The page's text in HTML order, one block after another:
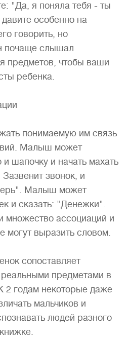
"Да, я поняла тебя - ты
особенно на
говорить, но
почаще слышал
предметов, чтобы ваши
ребенка.
понимаемую им связь
Малыш может
и шапочку и начать махать
звонок, и
Малыш может
и сказать: "Денежки".
множество ассоциаций и
могут выразить словом.
сопоставляет
предметами в
годам некоторые даже
мальчиков и
людей разного